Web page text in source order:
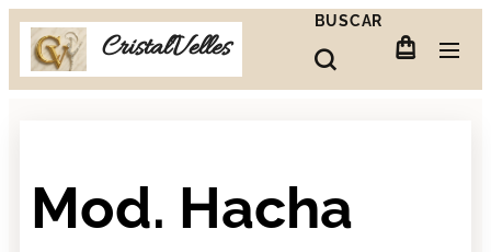
CristalVelles
BUSCAR
Mod. Hacha